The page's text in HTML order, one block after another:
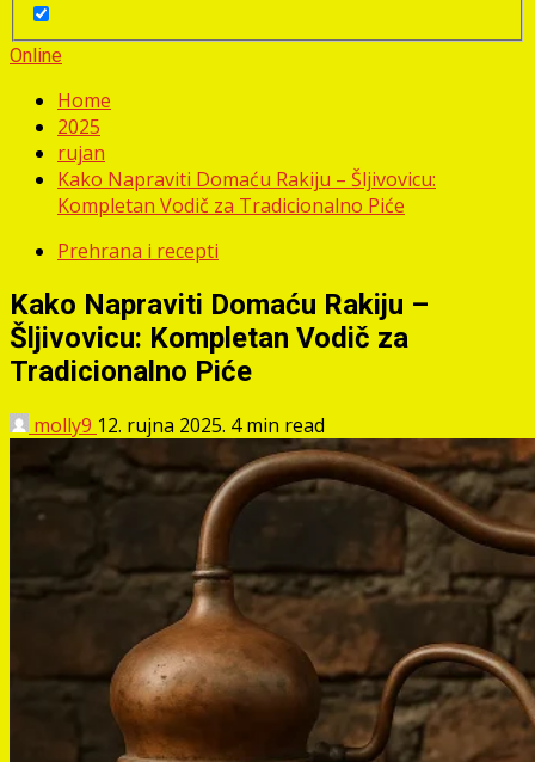
Online
Home
2025
rujan
Kako Napraviti Domaću Rakiju – Šljivovicu:
Kompletan Vodič za Tradicionalno Piće
Prehrana i recepti
Kako Napraviti Domaću Rakiju –
Šljivovicu: Kompletan Vodič za
Tradicionalno Piće
molly9 12. rujna 2025. 4 min read